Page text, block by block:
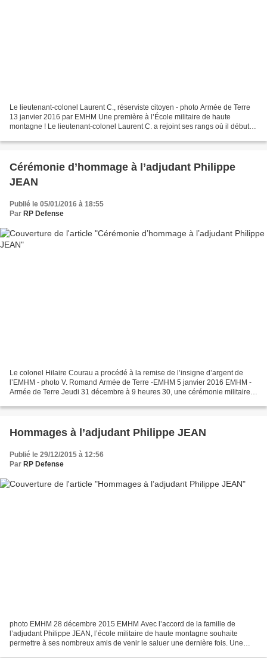
Le lieutenant-colonel Laurent C., réserviste citoyen - photo Armée de Terre
13 janvier 2016 par EMHM Une première à l’École militaire de haute
montagne ! Le lieutenant-colonel Laurent C. a rejoint ses rangs où il débute
Cérémonie d’hommage à l’adjudant Philippe
JEAN
Publié le 05/01/2016 à 18:55
Par RP Defense
Le colonel Hilaire Courau a procédé à la remise de l’insigne d’argent de
l’EMHM - photo V. Romand Armée de Terre -EMHM 5 janvier 2016 EMHM -
Armée de Terre Jeudi 31 décembre à 9 heures 30, une cérémonie militaire
Hommages à l’adjudant Philippe JEAN
Publié le 29/12/2015 à 12:56
Par RP Defense
photo EMHM 28 décembre 2015 EMHM Avec l’accord de la famille de
l’adjudant Philippe JEAN, l’école militaire de haute montagne souhaite
permettre à ses nombreux amis de venir le saluer une dernière fois. Une